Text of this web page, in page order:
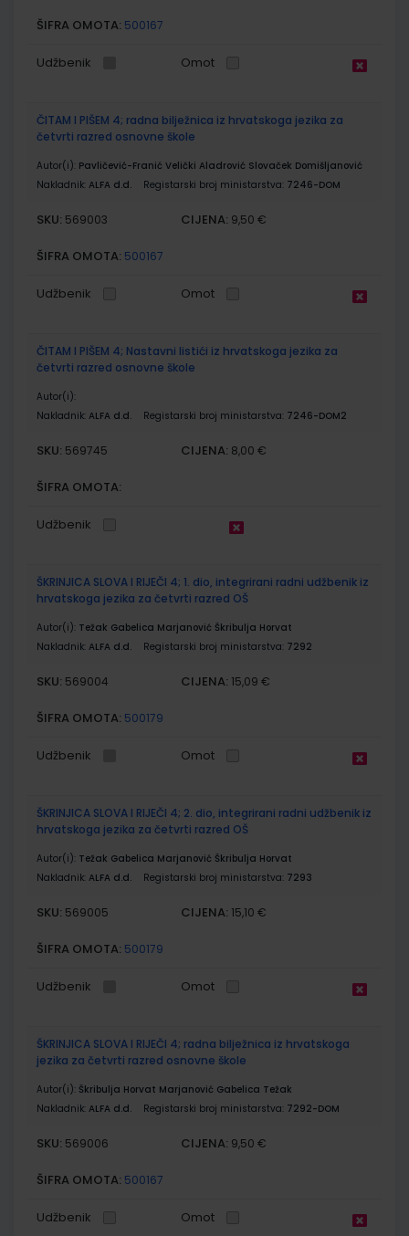
ŠIFRA OMOTA: 500167
Udžbenik Omot
ČITAM I PIŠEM 4; radna bilježnica iz hrvatskoga jezika za
četvrti razred osnovne škole
Autor(i): Pavličević-Franić Velički Aladrović Slovaček Domišljanović
Nakladnik: ALFA d.d. Registarski broj ministarstva: 7246-DOM
SKU: 569003 CIJENA: 9,50 €
ŠIFRA OMOTA: 500167
Udžbenik Omot
ČITAM I PIŠEM 4; Nastavni listići iz hrvatskoga jezika za
četvrti razred osnovne škole
Autor(i):
Nakladnik: ALFA d.d. Registarski broj ministarstva: 7246-DOM2
SKU: 569745 CIJENA: 8,00 €
ŠIFRA OMOTA:
Udžbenik
ŠKRINJICA SLOVA I RIJEČI 4; 1. dio, integrirani radni udžbenik iz
hrvatskoga jezika za četvrti razred OŠ
Autor(i): Težak Gabelica Marjanović Škribulja Horvat
Nakladnik: ALFA d.d. Registarski broj ministarstva: 7292
SKU: 569004 CIJENA: 15,09 €
ŠIFRA OMOTA: 500179
Udžbenik Omot
ŠKRINJICA SLOVA I RIJEČI 4; 2. dio, integrirani radni udžbenik iz
hrvatskoga jezika za četvrti razred OŠ
Autor(i): Težak Gabelica Marjanović Škribulja Horvat
Nakladnik: ALFA d.d. Registarski broj ministarstva: 7293
SKU: 569005 CIJENA: 15,10 €
ŠIFRA OMOTA: 500179
Udžbenik Omot
ŠKRINJICA SLOVA I RIJEČI 4; radna bilježnica iz hrvatskoga
jezika za četvrti razred osnovne škole
Autor(i): Škribulja Horvat Marjanović Gabelica Težak
Nakladnik: ALFA d.d. Registarski broj ministarstva: 7292-DOM
SKU: 569006 CIJENA: 9,50 €
ŠIFRA OMOTA: 500167
Udžbenik Omot